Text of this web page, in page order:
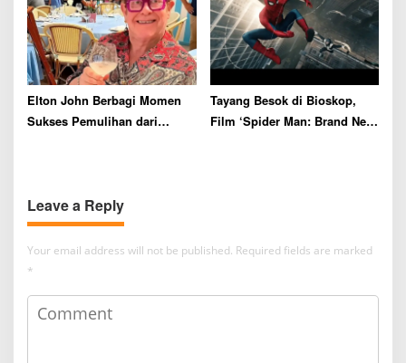
Elton John Berbagi Momen
Sukses Pemulihan dari
Tayang Besok di Bioskop,
Film ‘Spider Man: Brand New
Leave a Reply
Your email address will not be published. Required fields are marked
*